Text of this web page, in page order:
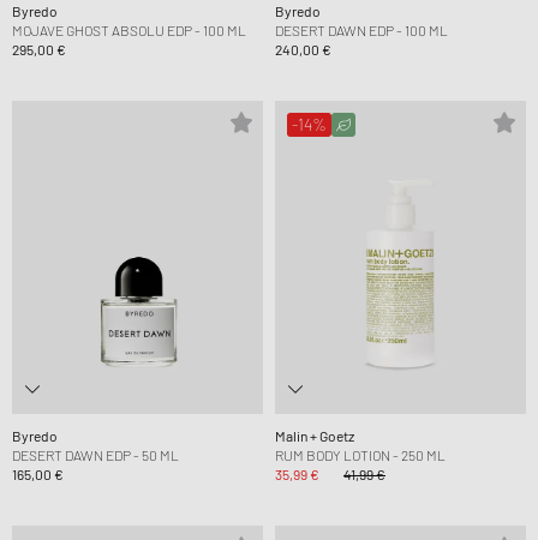
Byredo
MOJAVE GHOST ABSOLU EDP - 100 ML
295,00 €
Byredo
DESERT DAWN EDP - 100 ML
240,00 €
Byredo
DESERT DAWN EDP - 50 ML
165,00 €
-14%
Malin + Goetz
RUM BODY LOTION - 250 ML
35,99 €
41,99 €